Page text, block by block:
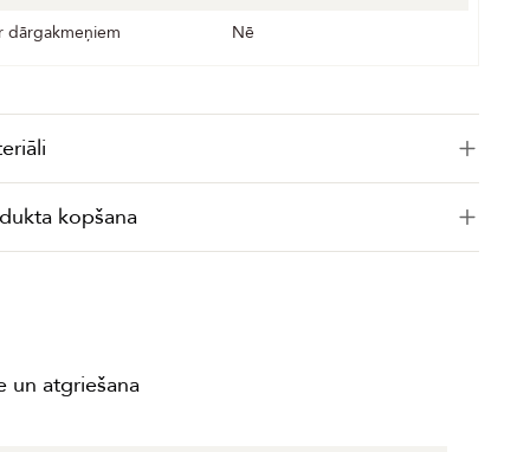
dārgakmeņiem
Nē
kopšana
un atgriešana